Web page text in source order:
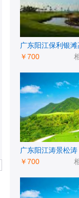
广东阳江保利银
￥700
广东阳江涛景松
￥700